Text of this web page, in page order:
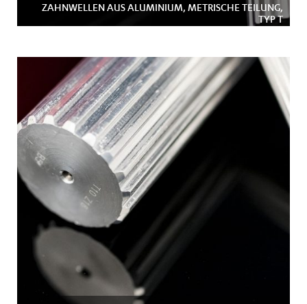
ZAHNWELLEN AUS ALUMINIUM, METRISCHE TEILUNG,
TYP T